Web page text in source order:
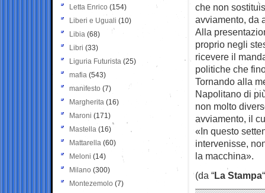
che non
avviamento, da
Alla
proprio negli
ricevere il
politiche che
Tornando alla
Napolitano di
non molto
avviamento, il
«In questo
intervenisse,
la macchina».
(da “La Stampa
Letta Enrico (154)
Liberi e Uguali (10)
Libia (68)
Libri (33)
Liguria Futurista (25)
mafia (543)
manifesto (7)
Margherita (16)
Maroni (171)
Mastella (16)
Mattarella (60)
Meloni (14)
Milano (300)
Montezemolo (7)